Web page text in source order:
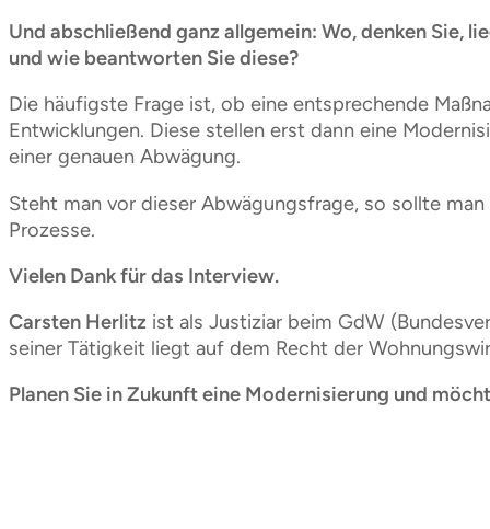
Und abschließend ganz allgemein: Wo, denken Sie,
und wie beantworten Sie diese?
Die häufigste Frage ist, ob eine entsprechende
Entwicklungen. Diese stellen erst dann eine
einer genauen Abwägung.
Steht man vor dieser Abwägungsfrage, so sollte
Prozesse.
Vielen Dank für das Interview.
Carsten Herlitz ist als Justiziar beim GdW
seiner Tätigkeit liegt auf dem Recht der
Planen Sie in Zukunft eine Modernisierung und